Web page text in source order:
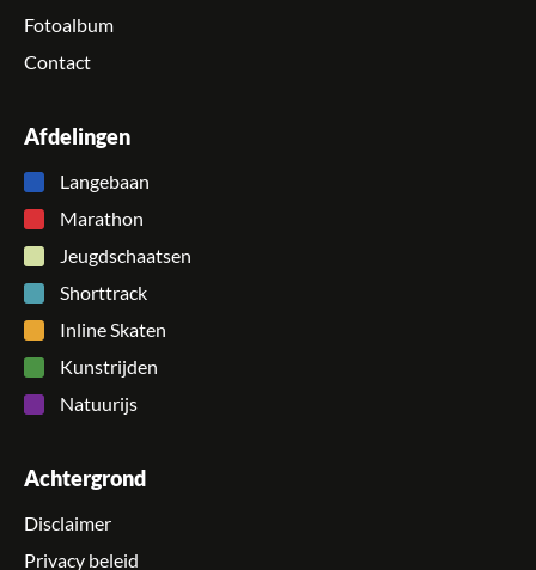
Fotoalbum
Contact
Afdelingen
Langebaan
Marathon
Jeugdschaatsen
Shorttrack
Inline Skaten
Kunstrijden
Natuurijs
Achtergrond
Disclaimer
Privacy beleid